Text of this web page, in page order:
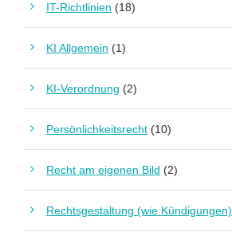
IT-Richtlinien (18)
KI Allgemein (1)
KI-Verordnung (2)
Persönlichkeitsrecht (10)
Recht am eigenen Bild (2)
Rechtsgestaltung (wie Kündigungen)